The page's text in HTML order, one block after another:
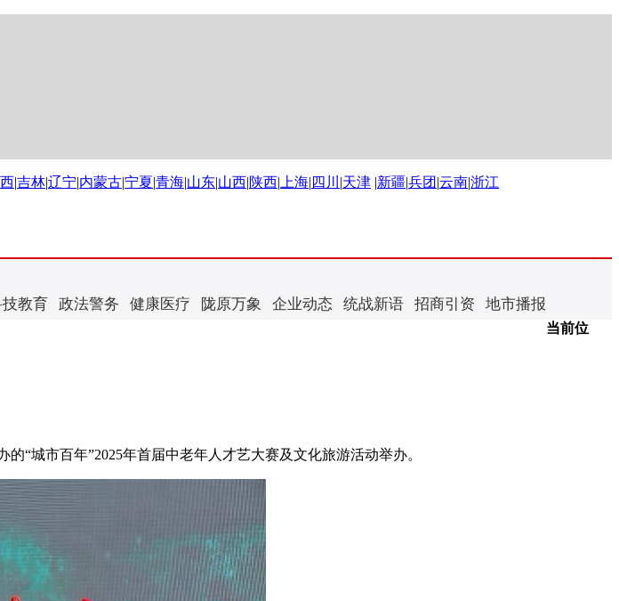
|吉林|辽宁|内蒙古|宁夏|青海|山东|山西|陕西| 上海| 四川 |天津 |新疆|兵团 |云南|浙江
教育 政法警务 健康医疗 陇原万象 企业动态 统战新语 招商引资 地市播报
当前位
城市百年”2025年首届中老年人才艺大赛及文化旅游活动举办。